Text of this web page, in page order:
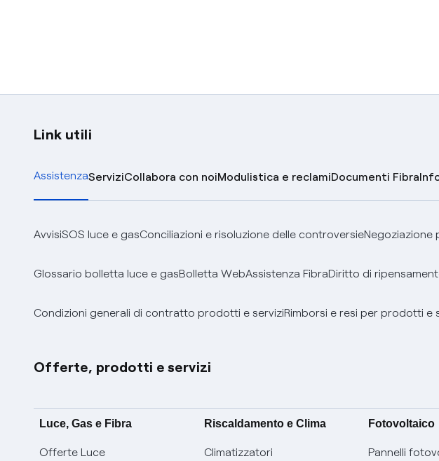
Link utili
AssistenzaServiziCollabora con noiModulistica e reclamiDocumenti Fibra
AvvisiSOS luce e gasConciliazioni e risoluzione delle controversieNegoziazione
Glossario bolletta luce e gasBolletta WebAssistenza FibraDiritto di
Condizioni generali di contratto prodotti e serviziRimborsi e resi per prodotti e
Offerte, prodotti e servizi
Luce, Gas e Fibra
Offerte Luce
Riscaldamento e Clima
Climatizzatori
Fotovoltaico
Pannelli